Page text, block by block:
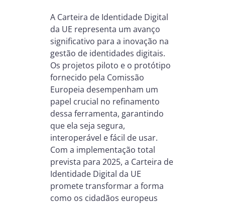
A Carteira de Identidade Digital
da UE representa um avanço
significativo para a inovação na
gestão de identidades digitais.
Os projetos piloto e o protótipo
fornecido pela Comissão
Europeia desempenham um
papel crucial no refinamento
dessa ferramenta, garantindo
que ela seja segura,
interoperável e fácil de usar.
Com a implementação total
prevista para 2025, a Carteira de
Identidade Digital da UE
promete transformar a forma
como os cidadãos europeus